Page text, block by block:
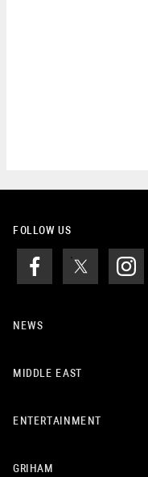
FOLLOW US
NEWS
MIDDLE EAST
ENTERTAINMENT
GRIHAM